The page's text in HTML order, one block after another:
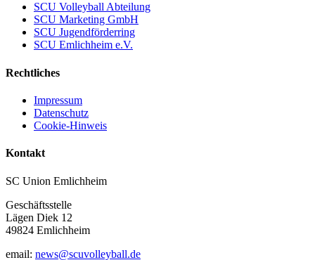
SCU Volleyball Abteilung
SCU Marketing GmbH
SCU Jugendförderring
SCU Emlichheim e.V.
Rechtliches
Impressum
Datenschutz
Cookie-Hinweis
Kontakt
SC Union Emlichheim
Geschäftsstelle
Lägen Diek 12
49824 Emlichheim
email: news@scuvolleyball.de